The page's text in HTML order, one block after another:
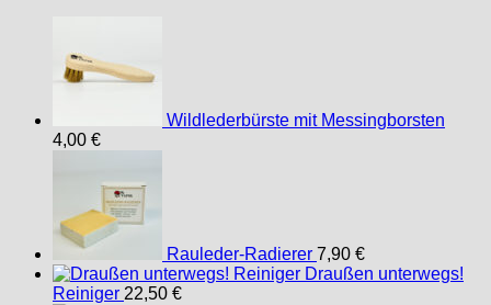
Wildlederbürste mit Messingborsten
4,00 €
Rauleder-Radierer 7,90 €
Draußen unterwegs!
Reiniger 22,50 €